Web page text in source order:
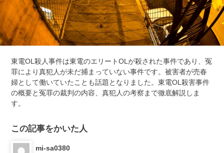
東電OL殺人事件は東電のエリートOLが殺された事件であり、冤
罪により真犯人が未だ捕まっていない事件です。被害者が売春
婦として働いていたことも話題となりました。東電OL殺害事件
の概要と冤罪の裁判の内容、真犯人の考察まで徹底解説しま
す。
この記事をかいた人
mi-sa0380